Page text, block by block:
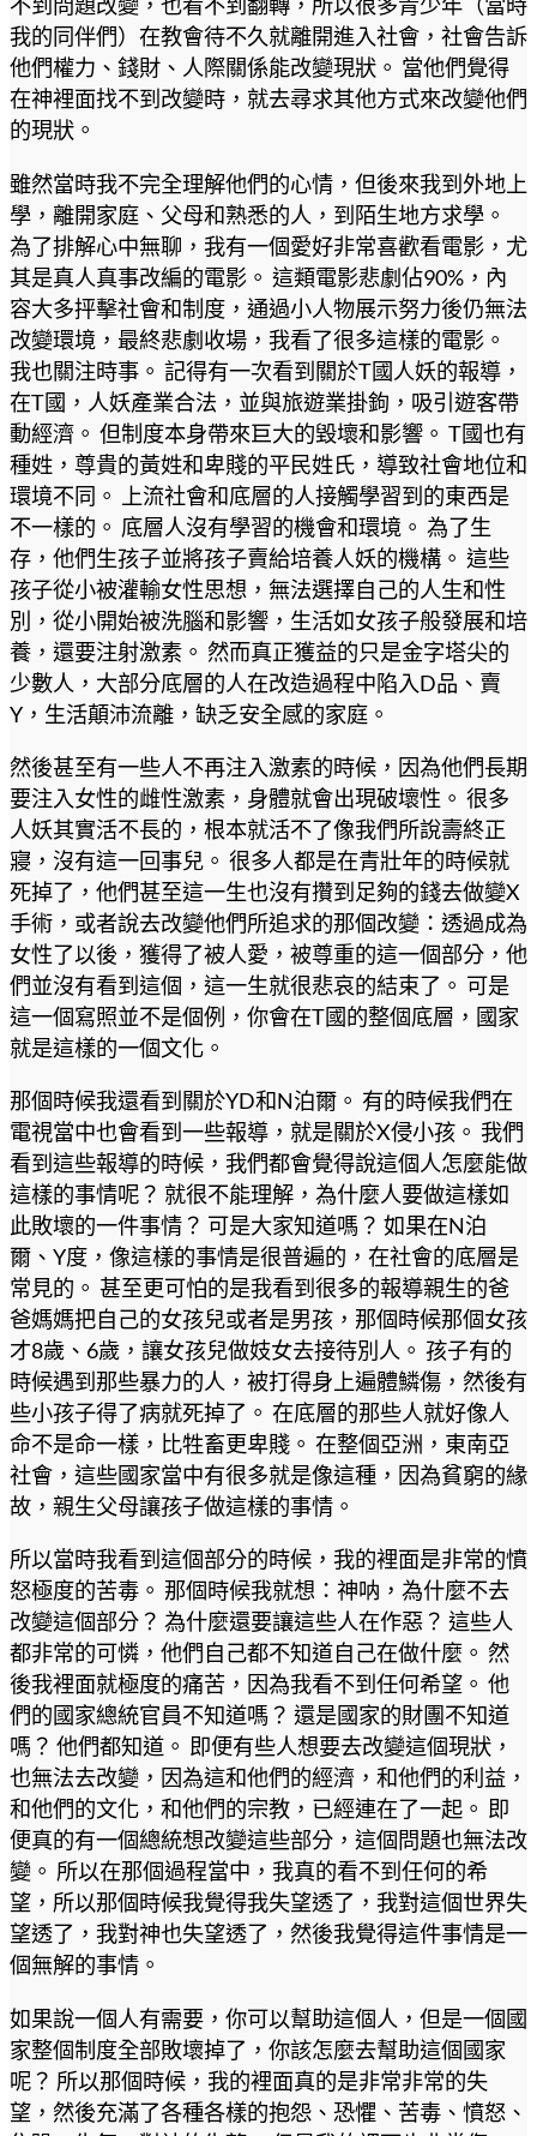
不到問題改變，也看不到翻轉，所以很多青少年（當時
我的同伴們）在教會待不久就離開進入社會，社會告訴
他們權力、錢財、人際關係能改變現狀。 當他們覺得
在神裡面找不到改變時，就去尋求其他方式來改變他們
的現狀。
雖然當時我不完全理解他們的心情，但後來我到外地上
學，離開家庭、父母和熟悉的人，到陌生地方求學。
為了排解心中無聊，我有一個愛好非常喜歡看電影，尤
其是真人真事改編的電影。 這類電影悲劇佔90%，內
容大多抨擊社會和制度，通過小人物展示努力後仍無法
改變環境，最終悲劇收場，我看了很多這樣的電影。
我也關注時事。 記得有一次看到關於T國人妖的報導，
在T國，人妖產業合法，並與旅遊業掛鉤，吸引遊客帶
動經濟。 但制度本身帶來巨大的毀壞和影響。 T國也有
種姓，尊貴的黃姓和卑賤的平民姓氏，導致社會地位和
環境不同。 上流社會和底層的人接觸學習到的東西是
不一樣的。 底層人沒有學習的機會和環境。 為了生
存，他們生孩子並將孩子賣給培養人妖的機構。 這些
孩子從小被灌輸女性思想，無法選擇自己的人生和性
別，從小開始被洗腦和影響，生活如女孩子般發展和培
養，還要注射激素。 然而真正獲益的只是金字塔尖的
少數人，大部分底層的人在改造過程中陷入D品、賣
Y，生活顛沛流離，缺乏安全感的家庭。
然後甚至有一些人不再注入激素的時候，因為他們長期
要注入女性的雌性激素，身體就會出現破壞性。 很多
人妖其實活不長的，根本就活不了像我們所說壽終正
寢，沒有這一回事兒。 很多人都是在青壯年的時候就
死掉了，他們甚至這一生也沒有攢到足夠的錢去做變X
手術，或者說去改變他們所追求的那個改變：透過成為
女性了以後，獲得了被人愛，被尊重的這一個部分，他
們並沒有看到這個，這一生就很悲哀的結束了。 可是
這一個寫照並不是個例，你會在T國的整個底層，國家
就是這樣的一個文化。
那個時候我還看到關於YD和N泊爾。 有的時候我們在
電視當中也會看到一些報導，就是關於X侵小孩。 我們
看到這些報導的時候，我們都會覺得說這個人怎麼能做
這樣的事情呢？ 就很不能理解，為什麼人要做這樣如
此敗壞的一件事情？ 可是大家知道嗎？ 如果在N泊
爾、Y度，像這樣的事情是很普遍的，在社會的底層是
常見的。 甚至更可怕的是我看到很多的報導親生的爸
爸媽媽把自己的女孩兒或者是男孩，那個時候那個女孩
才8歲、6歲，讓女孩兒做妓女去接待別人。 孩子有的
時候遇到那些暴力的人，被打得身上遍體鱗傷，然後有
些小孩子得了病就死掉了。 在底層的那些人就好像人
命不是命一樣，比牲畜更卑賤。 在整個亞洲，東南亞
社會，這些國家當中有很多就是像這種，因為貧窮的緣
故，親生父母讓孩子做這樣的事情。
所以當時我看到這個部分的時候，我的裡面是非常的憤
怒極度的苦毒。 那個時候我就想：神呐，為什麼不去
改變這個部分？ 為什麼還要讓這些人在作惡？ 這些人
都非常的可憐，他們自己都不知道自己在做什麼。 然
後我裡面就極度的痛苦，因為我看不到任何希望。 他
們的國家總統官員不知道嗎？ 還是國家的財團不知道
嗎？ 他們都知道。 即便有些人想要去改變這個現狀，
也無法去改變，因為這和他們的經濟，和他們的利益，
和他們的文化，和他們的宗教，已經連在了一起。 即
便真的有一個總統想改變這些部分，這個問題也無法改
變。 所以在那個過程當中，我真的看不到任何的希
望，所以那個時候我覺得我失望透了，我對這個世界失
望透了，我對神也失望透了，然後我覺得這件事情是一
個無解的事情。
如果說一個人有需要，你可以幫助這個人，但是一個國
家整個制度全部敗壞掉了，你該怎麼去幫助這個國家
呢？ 所以那個時候，我的裡面真的是非常非常的失
望，然後充滿了各種各樣的抱怨、恐懼、苦毒、憤怒、